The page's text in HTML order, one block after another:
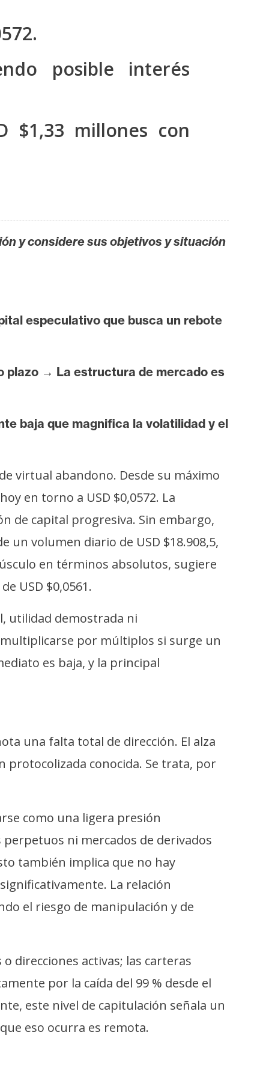
posible interés
$1,33 millones con
y considere sus objetivos y situación
especulativo que busca un rebote
plazo → La estructura de mercado es
baja que magnifica la volatilidad y el
virtual abandono. Desde su máximo
en torno a USD $0,0572. La
de capital progresiva. Sin embargo,
un volumen diario de USD $18.908,5,
en términos absolutos, sugiere
USD $0,0561.
utilidad demostrada ni
por múltiplos si surge un
es baja, y la principal
una falta total de dirección. El alza
protocolizada conocida. Se trata, por
como una ligera presión
ni mercados de derivados
también implica que no hay
La relación
el riesgo de manipulación y de
direcciones activas; las carteras
por la caída del 99 % desde el
este nivel de capitulación señala un
eso ocurra es remota.